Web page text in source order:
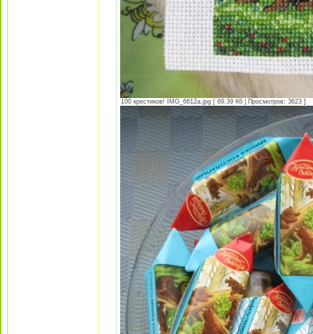
100 крестиков! IMG_6612а.jpg [ 69.39 Кб | Просмотров: 3623 ]